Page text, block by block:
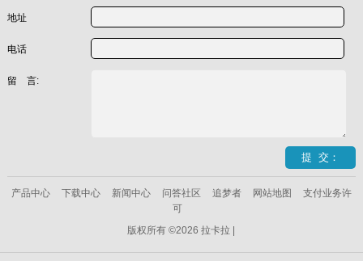
地址
电话
留 言:
产品中心 下载中心 新闻中心 问答社区 追梦者 网站地图
支付业务许
可
版权所有 ©2026 拉卡拉 |